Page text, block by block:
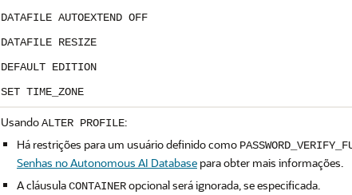
DATAFILE AUTOEXTEND OFF
DATAFILE RESIZE
DEFAULT EDITION
SET TIME_ZONE
UsandoALTER PROFILE:
Há restrições para um usuário definido como
Senhas no Autonomous AI Database para obter mais informações.
A cláusulaCONTAINERopcional será ignorada, se especificada.